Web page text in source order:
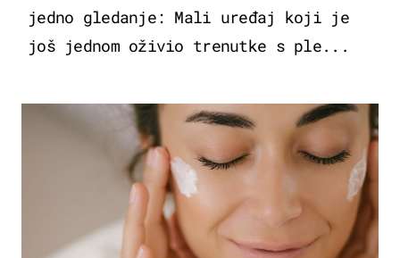
jedno gledanje: Mali uređaj koji je
još jednom oživio trenutke s ple...
MODA & LJEPOTA